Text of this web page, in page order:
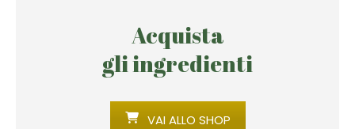
Acquista
gli ingredienti
VAI ALLO SHOP